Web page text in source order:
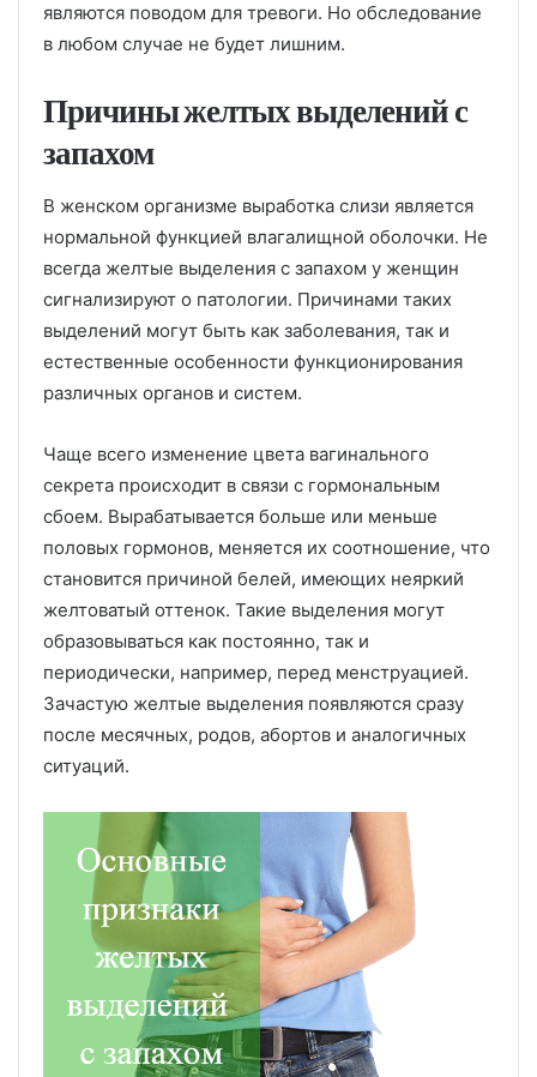
являются поводом для тревоги. Но обследование
в любом случае не будет лишним.
Причины желтых выделений с
запахом
В женском организме выработка слизи является
нормальной функцией влагалищной оболочки. Не
всегда желтые выделения с запахом у женщин
сигнализируют о патологии. Причинами таких
выделений могут быть как заболевания, так и
естественные особенности функционирования
различных органов и систем.
Чаще всего изменение цвета вагинального
секрета происходит в связи с гормональным
сбоем. Вырабатывается больше или меньше
половых гормонов, меняется их соотношение, что
становится причиной белей, имеющих неяркий
желтоватый оттенок. Такие выделения могут
образовываться как постоянно, так и
периодически, например, перед менструацией.
Зачастую желтые выделения появляются сразу
после месячных, родов, абортов и аналогичных
ситуаций.